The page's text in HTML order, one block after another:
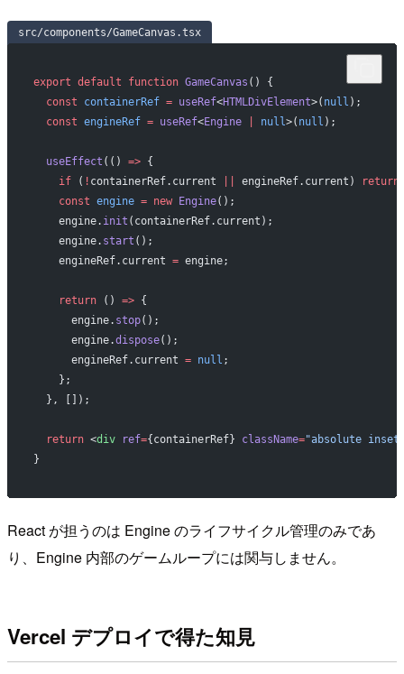
src/components/GameCanvas.tsx
export default function GameCanvas () {
  const
containerRef = useRef<HTMLDivElement>( null );
  const
engineRef = useRef<Engine | null>( null );
  useEffect
(() => {
    if
( ! containerRef.current engineRef.current) return
    const
engine = new Engine();
    engine.
init (containerRef.current);
    engine.
start ();
    engineRef.current
= engine;
    return
() => {
      engine.
stop();
      engine.
dispose();
      engineRef.current
= null ;
    };
  }, []);
  return
<div ref={containerRef} className="absolute
}
React が担うのは Engine のライフサイクル管理のみであ
り、Engine 内部のゲームループには関与しません。
Vercel デプロイで得た知見